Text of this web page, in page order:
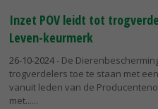
Inzet POV leidt tot
Leven-keurmerk
26-10-2024- De
trogverdelers toe te staan met
vanuit leden van de
met...